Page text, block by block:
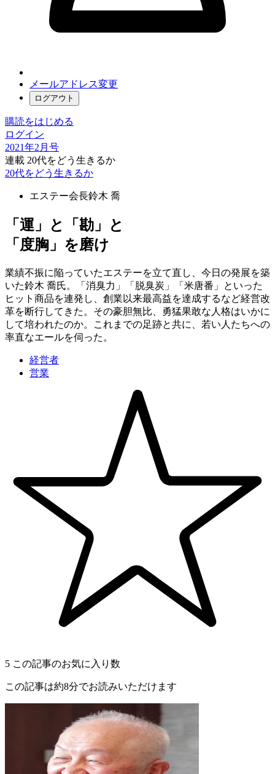
メールアドレス変更
ログアウト
購読をはじめる
ログイン
2021年2月号
連載 20代をどう生きるか
20代をどう生きるか
エステー会長鈴木 喬
「運」と「勘」と
「度胸」を磨け
業績不振に陥っていたエステーを立て直し、今日の発展を築
いた鈴木 喬氏。「消臭力」「脱臭炭」「米唐番」といった
ヒット商品を連発し、創業以来最高益を達成するなど経営改
革を断行してきた。その豪胆無比、勇猛果敢な人格はいかに
して培われたのか。これまでの足跡と共に、若い人たちへの
率直なエールを伺った。
経営者
営業
5 この記事のお気に入り数
この記事は約8分でお読みいただけます